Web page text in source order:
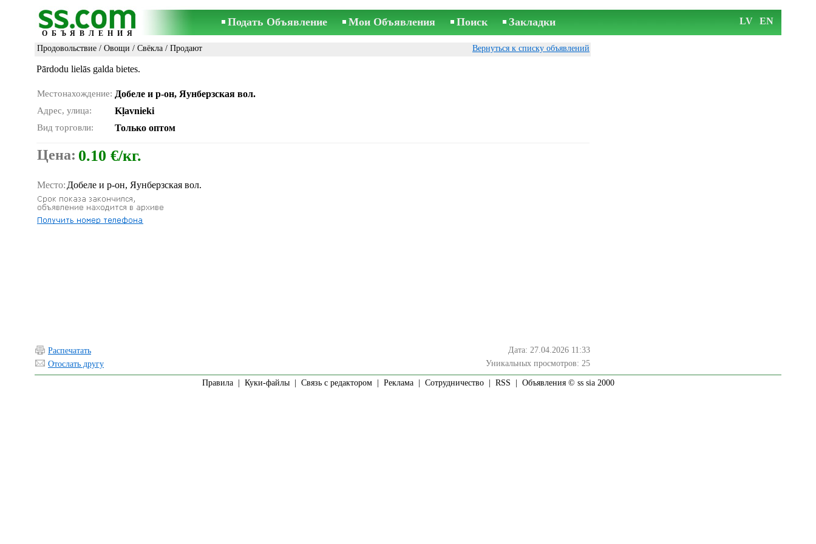
ОБЪЯВЛЕНИЯ
Подать Объявление Мои Объявления Поиск Закладки LV EN
Продовольствие / Овощи / Свёкла / Продают Вернуться к списку объявлений
Pārdodu lielās galda bietes.
Местонахождение: Добеле и р-он, Яунберзская вол.
Адрес, улица: Kļavnieki
Вид торговли: Только оптом
Цена: 0.10 €/кг.
Место: Добеле и р-он, Яунберзская вол.
Распечатать
Дата: 27.04.2026 11:33
Отослать другу
Уникальных просмотров: 25
Правила| Куки-файлы| Связь с редактором| Реклама| Сотрудничество| RSS | Объявления © ss sia 2000